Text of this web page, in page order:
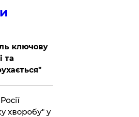
ключову
та
хворобу" у